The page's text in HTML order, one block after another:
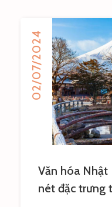
02/07/2024
Văn hóa Nhật
nét đặc trưng